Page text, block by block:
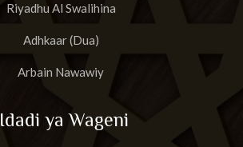
Riyadhu Al Swalihina
Adhkaar (Dua)
Arbain Nawawiy
Idadi ya Wageni